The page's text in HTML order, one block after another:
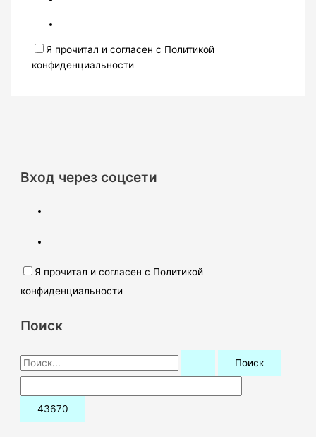
Я прочитал и согласен с Политикой
конфиденциальности
Вход через соцсети
Я прочитал и согласен с Политикой
конфиденциальности
Поиск
П
о
и